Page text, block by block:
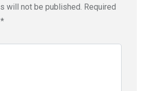
will not be published. Required
*